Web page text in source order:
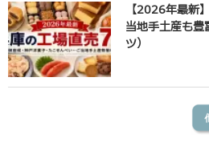
【2026年最新
当地手土産も
ツ）